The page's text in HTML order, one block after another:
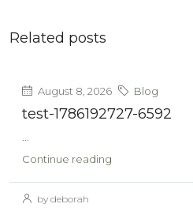
Related posts
August 8, 2026 Blog
test-1786192727-6592
...
Continue reading
by deborah